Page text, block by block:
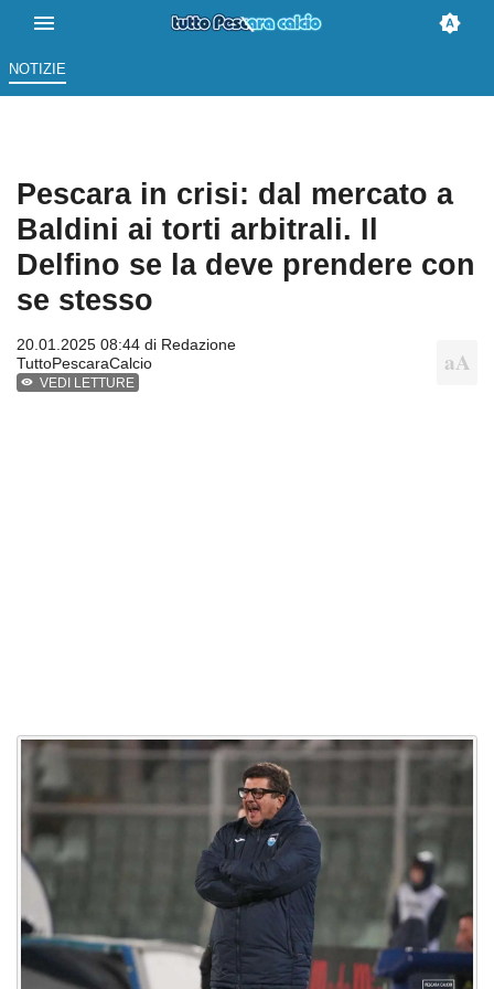
NOTIZIE
Pescara in crisi: dal mercato a
Baldini ai torti arbitrali. Il
Delfino se la deve prendere con
se stesso
20.01.2025 08:44 di Redazione
TuttoPescaraCalcio
VEDI LETTURE